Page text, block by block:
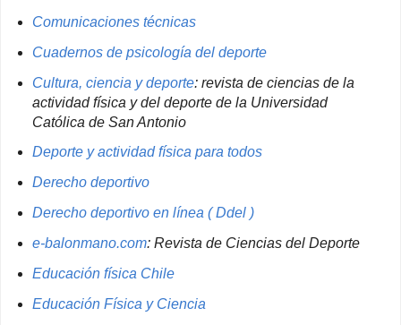
Comunicaciones técnicas
Cuadernos de psicología del deporte
Cultura, ciencia y deporte: revista de ciencias de la
actividad física y del deporte de la Universidad
Católica de San Antonio
Deporte y actividad física para todos
Derecho deportivo
Derecho deportivo en línea ( Ddel )
e-balonmano.com: Revista de Ciencias del Deporte
Educación física Chile
Educación Física y Ciencia